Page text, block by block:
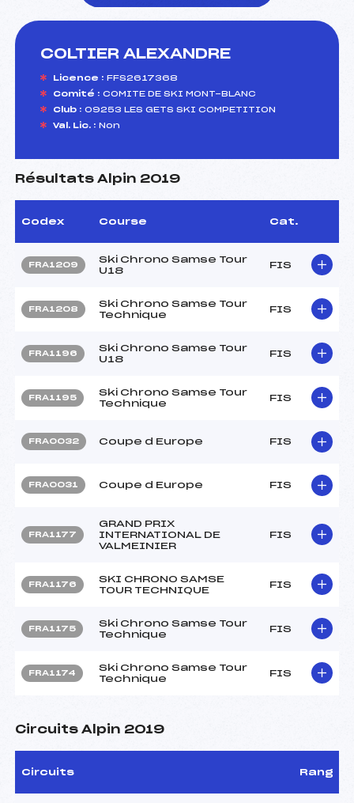
COLTIER ALEXANDRE
Licence : FFS2617368
Comité : COMITE DE SKI MONT-BLANC
Club : 09253 LES GETS SKI COMPETITION
Val. Lic. : Non
Résultats Alpin 2019
Codex Course Cat.
FRA1209
Ski Chrono Samse Tour
U18
FIS
FRA1208
Ski Chrono Samse Tour
Technique
FIS
FRA1196
Ski Chrono Samse Tour
U18
FIS
FRA1195
Ski Chrono Samse Tour
Technique
FIS
FRA0032 Coupe d Europe FIS
FRA0031 Coupe d Europe FIS
FRA1177
GRAND PRIX
INTERNATIONAL DE
VALMEINIER
FIS
FRA1176
SKI CHRONO SAMSE
TOUR TECHNIQUE
FIS
FRA1175
Ski Chrono Samse Tour
Technique
FIS
FRA1174
Ski Chrono Samse Tour
Technique
FIS
Circuits Alpin 2019
Circuits Rang